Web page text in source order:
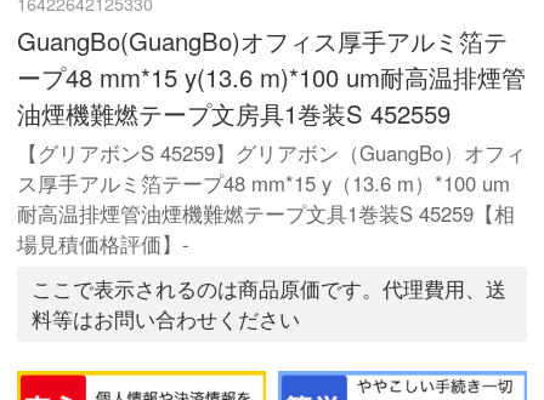
GuangBo(GuangBo)オフィス厚手アルミ箔テ
ープ48 mm*15 y(13.6 m)*100 um耐高温排煙管
油煙機難燃テープ文房具1巻装S 452559
【グリアボンS 45259】グリアボン（GuangBo）オフィ
ス厚手アルミ箔テープ48 mm*15 y（13.6 m）*100 um
耐高温排煙管油煙機難燃テープ文具1巻装S 45259【相
場見積価格評価】-
ここで表示されるのは商品原価です。代理費用、送
料等はお問い合わせください